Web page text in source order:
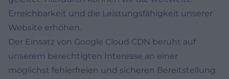
Erreichbarkeit und die Leistungsfähigkeit unserer
Website erhöhen.
Der Einsatz von Google Cloud CDN beruht auf
unserem berechtigten Interesse an einer
möglichst fehlerfreien und sicheren Bereitstellung